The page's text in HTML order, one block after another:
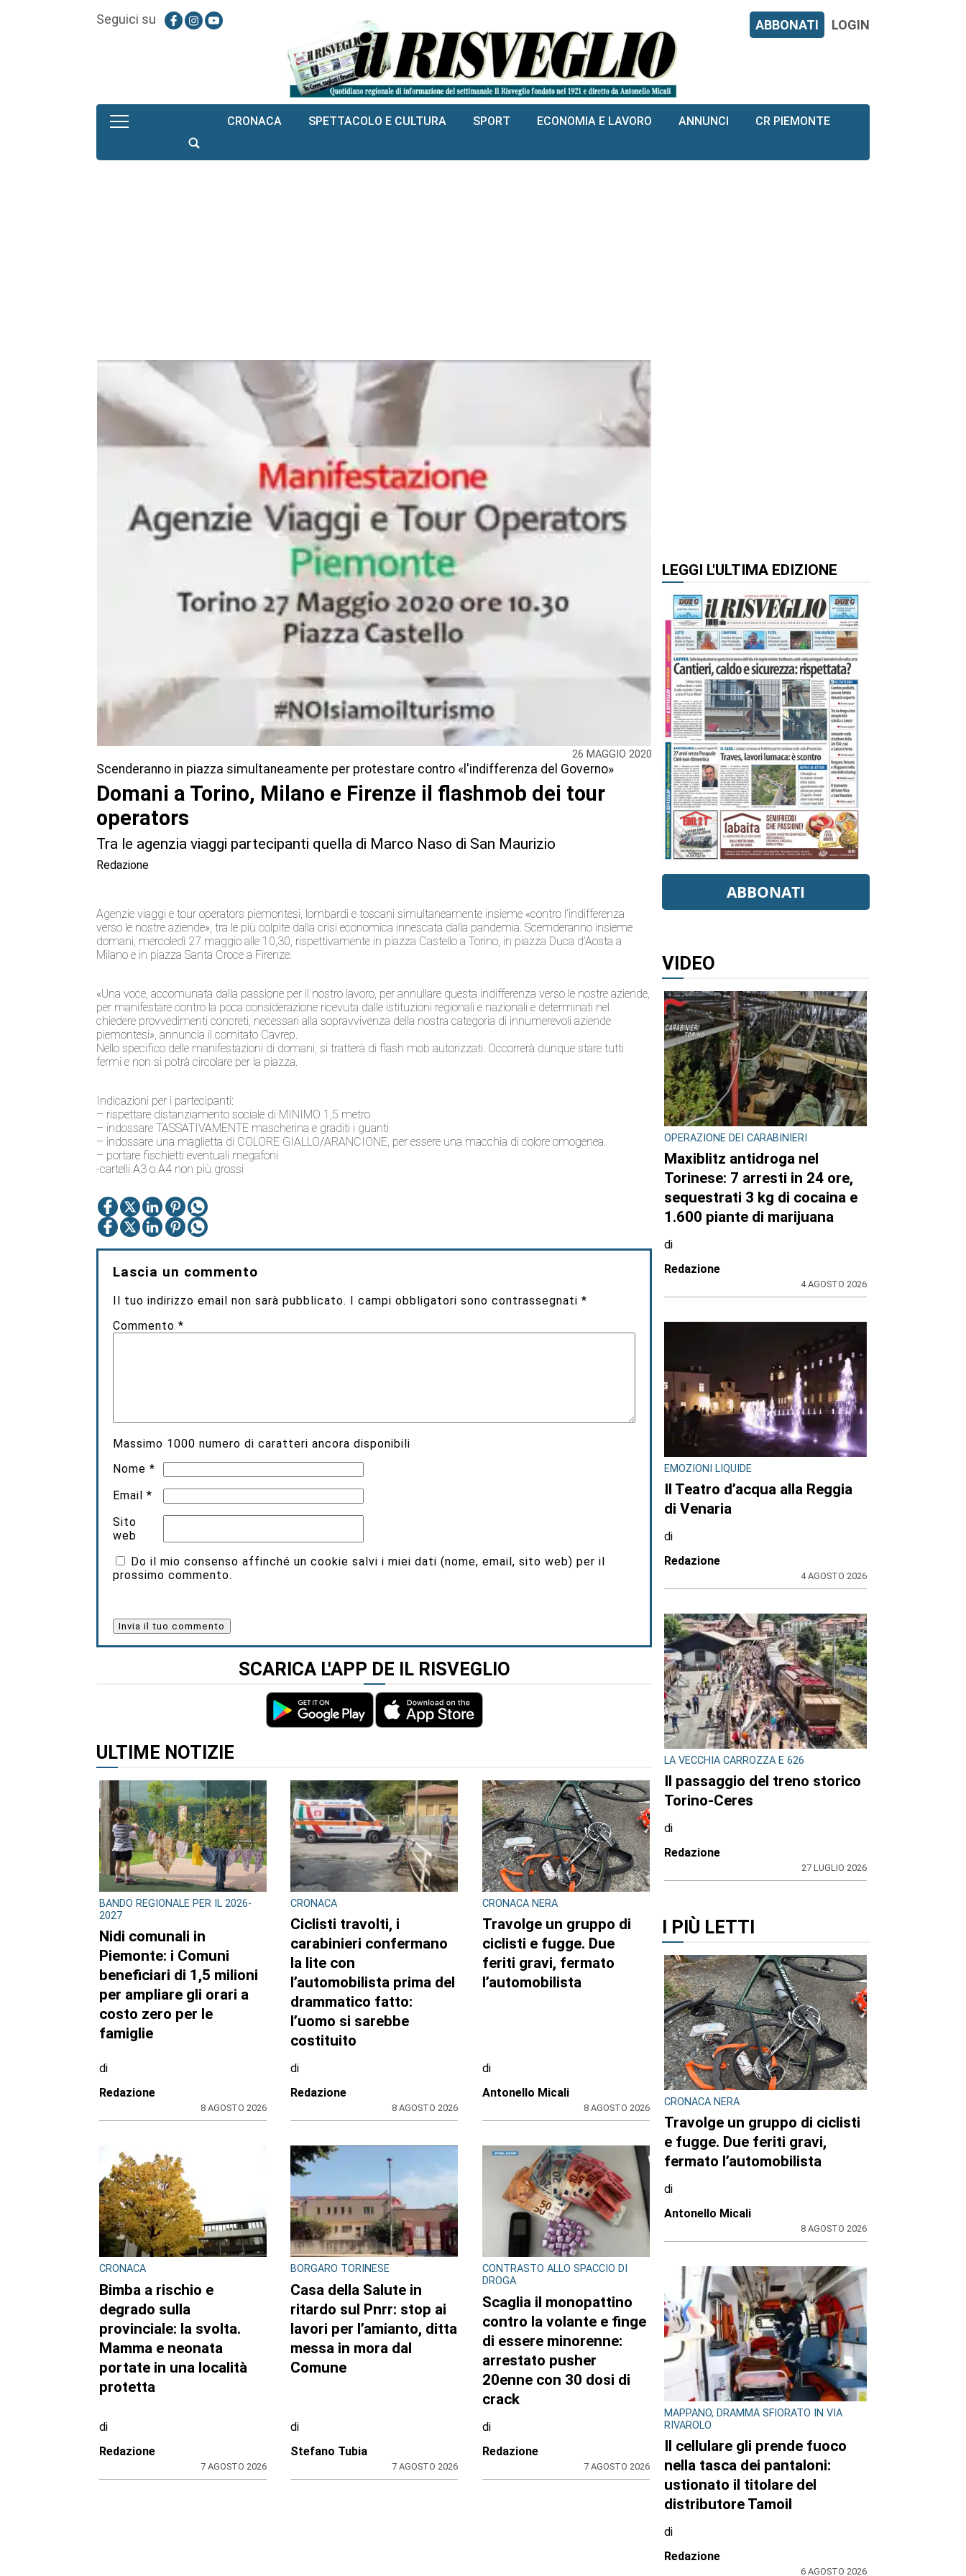
Seguici su ABBONATI LOGIN
CRONACA SPETTACOLO E CULTURA SPORT ECONOMIA E LAVORO ANNUNCI CR PIEMONTE
26 MAGGIO 2020
Scenderanno in piazza simultaneamente per protestare contro «l'indifferenza del Governo»
Domani a Torino, Milano e Firenze il flashmob dei tour
operators
Tra le agenzia viaggi partecipanti quella di Marco Naso di San Maurizio
Redazione
Agenzie viaggi e tour operators piemontesi, lombardi e toscani simultaneamente insieme «contro l’indifferenza
verso le nostre aziende», tra le più colpite dalla crisi economica innescata dalla pandemia. Scemderanno insieme
domani, mercoledì 27 maggio alle 10,30, rispettivamente in piazza Castello a Torino, in piazza Duca d’Aosta a
Milano e in piazza Santa Croce a Firenze.
«Una voce, accomunata dalla passione per il nostro lavoro, per annullare questa indifferenza verso le nostre aziende,
per manifestare contro la poca considerazione ricevuta dalle istituzioni regionali e nazionali e determinati nel
chiedere provvedimenti concreti, necessari alla sopravvivenza della nostra categoria di innumerevoli aziende
piemontesi», annuncia il comitato Cavrep.
Nello specifico delle manifestazioni di domani, si tratterà di flash mob autorizzati. Occorrerà dunque stare tutti
fermi e non si potrà circolare per la piazza.
Indicazioni per i partecipanti:
– rispettare distanziamento sociale di MINIMO 1,5 metro
– indossare TASSATIVAMENTE mascherina e graditi i guanti
– indossare una maglietta di COLORE GIALLO/ARANCIONE, per essere una macchia di colore omogenea.
– portare fischietti eventuali megafoni
-cartelli A3 o A4 non più grossi
Lascia un commento
Il tuo indirizzo email non sarà pubblicato. I campi obbligatori sono contrassegnati*
Commento*
Massimo 1000 numero di caratteri ancora disponibili
Nome*
Email*
Sito
web
Do il mio consenso affinché un cookie salvi i miei dati (nome, email, sito web) per il
prossimo commento.
SCARICA L'APP DE IL RISVEGLIO
ULTIME NOTIZIE
BANDO REGIONALE PER IL 2026-
2027
Nidi comunali in
Piemonte: i Comuni
beneficiari di 1,5 milioni
per ampliare gli orari a
costo zero per le
famiglie
di
Redazione
8 AGOSTO 2026
CRONACA
Ciclisti travolti, i
carabinieri confermano
la lite con
l’automobilista prima del
drammatico fatto:
l’uomo si sarebbe
costituito
di
Redazione
8 AGOSTO 2026
CRONACA NERA
Travolge un gruppo di
ciclisti e fugge. Due
feriti gravi, fermato
l’automobilista
di
Antonello Micali
8 AGOSTO 2026
CRONACA
Bimba a rischio e
degrado sulla
provinciale: la svolta.
Mamma e neonata
portate in una località
protetta
di
Redazione
7 AGOSTO 2026
BORGARO TORINESE
Casa della Salute in
ritardo sul Pnrr: stop ai
lavori per l’amianto, ditta
messa in mora dal
Comune
di
Stefano Tubia
7 AGOSTO 2026
CONTRASTO ALLO SPACCIO DI
DROGA
Scaglia il monopattino
contro la volante e finge
di essere minorenne:
arrestato pusher
20enne con 30 dosi di
crack
di
Redazione
7 AGOSTO 2026
LEGGI L'ULTIMA EDIZIONE
ABBONATI
VIDEO
OPERAZIONE DEI CARABINIERI
Maxiblitz antidroga nel
Torinese: 7 arresti in 24 ore,
sequestrati 3 kg di cocaina e
1.600 piante di marijuana
di
Redazione
4 AGOSTO 2026
EMOZIONI LIQUIDE
Il Teatro d’acqua alla Reggia
di Venaria
di
Redazione
4 AGOSTO 2026
LA VECCHIA CARROZZA E 626
Il passaggio del treno storico
Torino-Ceres
di
Redazione
27 LUGLIO 2026
I PIÙ LETTI
CRONACA NERA
Travolge un gruppo di ciclisti
e fugge. Due feriti gravi,
fermato l’automobilista
di
Antonello Micali
8 AGOSTO 2026
MAPPANO, DRAMMA SFIORATO IN VIA
RIVAROLO
Il cellulare gli prende fuoco
nella tasca dei pantaloni:
ustionato il titolare del
distributore Tamoil
di
Redazione
6 AGOSTO 2026